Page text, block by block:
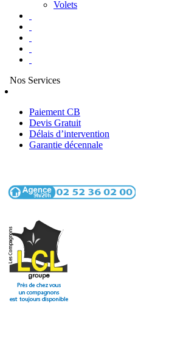
Volets
Nos Services
Paiement CB
Devis Gratuit
Délais d’intervention
Garantie décennale